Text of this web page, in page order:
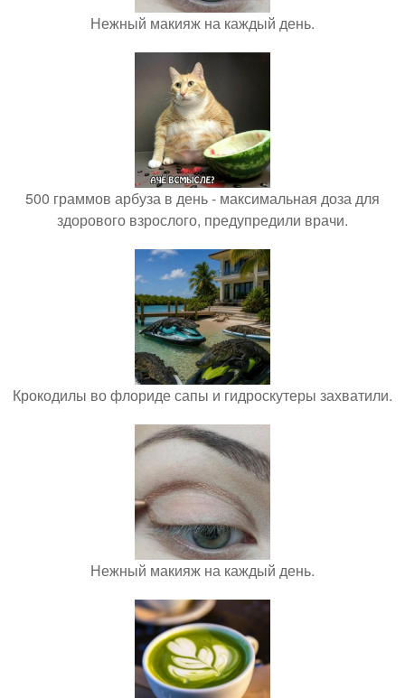
Нежный макияж на каждый день.
500 граммов арбуза в день - максимальная доза для
здорового взрослого, предупредили врачи.
Крокодилы во флориде сапы и гидроскутеры захватили.
Нежный макияж на каждый день.